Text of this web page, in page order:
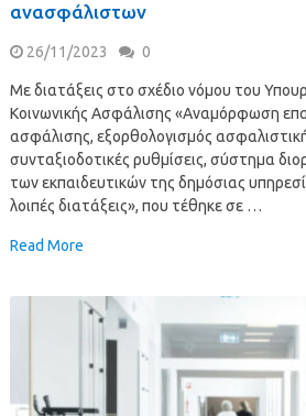
ανασφάλιστων
26/11/2023 0
Με διατάξεις στο σχέδιο νόμου του
Κοινωνικής Ασφάλισης «Αναμόρφωση
ασφάλισης, εξορθολογισμός
συνταξιοδοτικές ρυθμίσεις, σύστημα
των εκπαιδευτικών της δημόσιας
λοιπές διατάξεις», που τέθηκε σε …
Read More